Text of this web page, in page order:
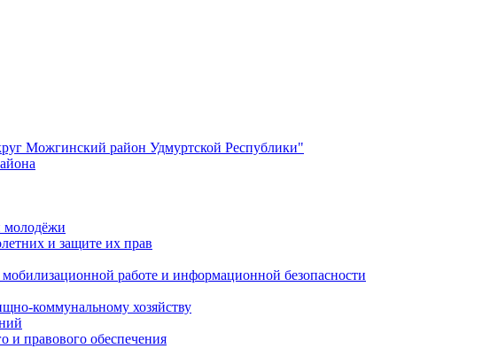
Можгинский район Удмуртской Республики"
молодёжи
и защите их прав
работе и информационной безопасности
коммунальному хозяйству
и правового обеспечения